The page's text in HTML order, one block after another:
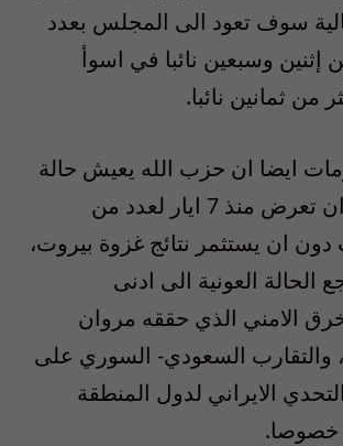
سوف تعود الى المجلس بعدد
إثنين وسبعين نائبا في اسوأ
من ثمانين نائبا.
ايضا ان حزب الله يعيش حالة
من القلق بعد ان تعرض منذ 7 ايار لعدد من
ان يستثمر نتائج غزوة بيروت،
الحالة العونية الى ادنى
الامني الذي حققه مروان
والتقارب السعودي- السوري على
الايراني لدول المنطقة
خصوصا.